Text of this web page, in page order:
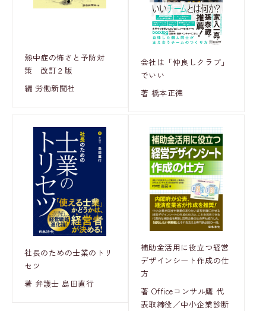
熱中症の怖さと予防対
策 改訂２版
編 労働新聞社
会社は「仲良しクラブ」
でいい
著 橋本正徳
社長のための士業のトリ
セツ
著 弁護士 島田直行
補助金活用に役立つ経営
デザインシート作成の仕
方
著 Officeコンサル鷹 代
表取締役／中小企業診断